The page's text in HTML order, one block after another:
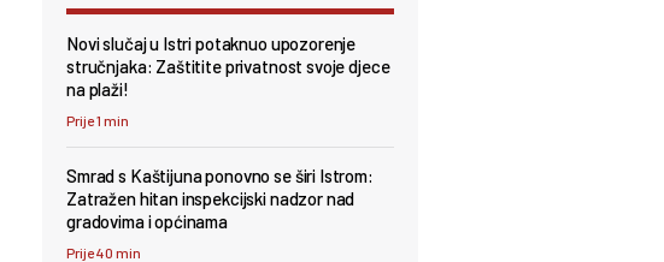
Novi slučaj u Istri potaknuo upozorenje
stručnjaka: Zaštitite privatnost svoje djece
na plaži!
Prije 1 min
Smrad s Kaštijuna ponovno se širi Istrom:
Zatražen hitan inspekcijski nadzor nad
gradovima i općinama
Prije 40 min